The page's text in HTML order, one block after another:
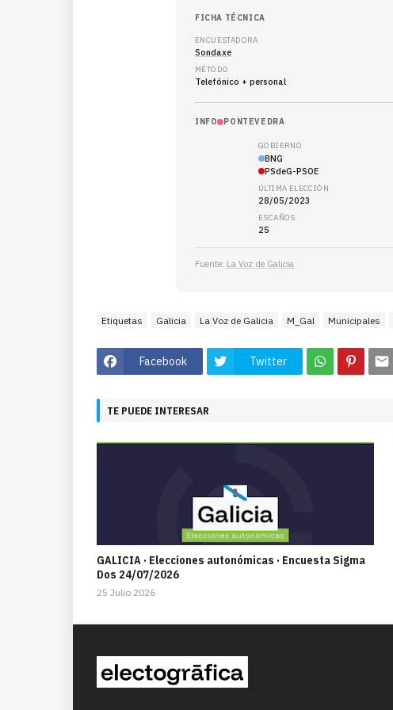
FICHA TÉCNICA
ENCUESTADORA
Sondaxe
MÉTODO
Telefónico + personal
INFO PONTEVEDRA
GOBIERNO
BNG
PSdeG-PSOE
ÚLTIMA ELECCIÓN
28/05/2023
ESCAÑOS
25
Fuente: La Voz de Galicia
Etiquetas Galicia La Voz de Galicia M_Gal Municipales
Facebook Twitter
TE PUEDE INTERESAR
GALICIA · Elecciones autonómicas · Encuesta Sigma
Dos 24/07/2026
25 Julio 2026